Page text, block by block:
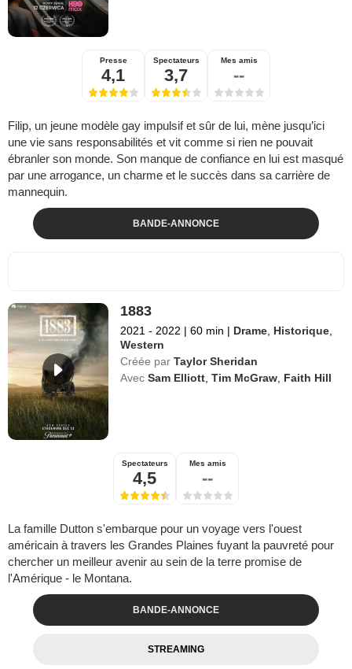
Presse
4,1
Spectateurs
3,7
Mes amis
--
Filip, un jeune modèle gay impulsif et sûr de lui, mène jusqu’ici
une vie sans responsabilités et vit comme si rien ne pouvait
ébranler son monde. Son manque de confiance en lui est masqué
par une arrogance, un charme et le succès dans sa carrière de
mannequin.
BANDE-ANNONCE
1883
2021 - 2022 | 60 min | Drame Historique
Western
Créée par Taylor Sheridan
Avec Sam Elliott ,Tim McGraw Faith Hill
Spectateurs
4,5
Mes amis
--
La famille Dutton s'embarque pour un voyage vers l'ouest
américain à travers les Grandes Plaines fuyant la pauvreté pour
chercher un meilleur avenir au sein de la terre promise de
l'Amérique - le Montana.
BANDE-ANNONCE
STREAMING